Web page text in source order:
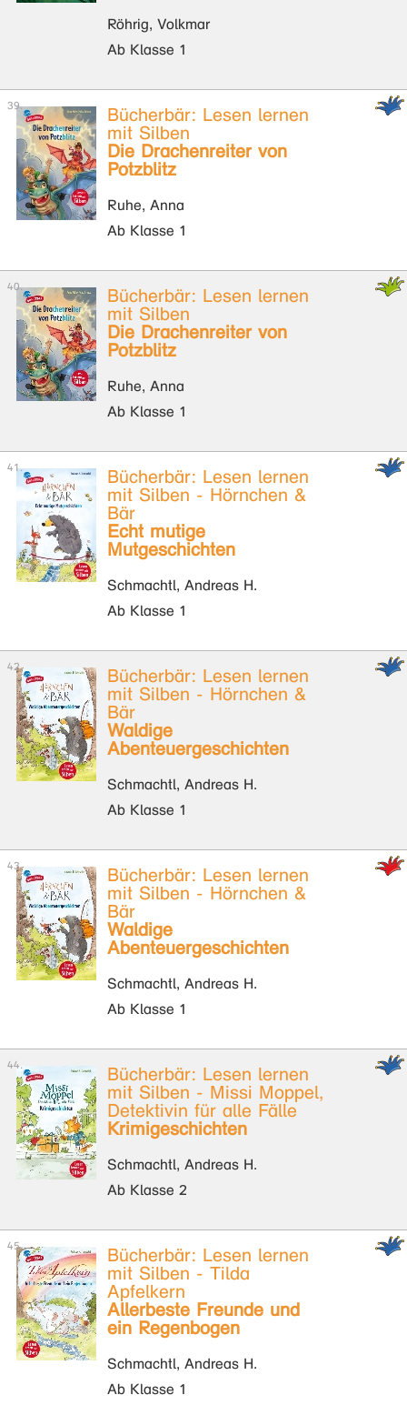
Röhrig, Volkmar
Ab Klasse 1
Bücherbär: Lesen lernen
mit Silben
Die Drachenreiter von
Potzblitz
Ruhe, Anna
Ab Klasse 1
Bücherbär: Lesen lernen
mit Silben
Die Drachenreiter von
Potzblitz
Ruhe, Anna
Ab Klasse 1
Bücherbär: Lesen lernen
mit Silben - Hörnchen &
Bär
Echt mutige
Mutgeschichten
Schmachtl, Andreas H.
Ab Klasse 1
Bücherbär: Lesen lernen
mit Silben - Hörnchen &
Bär
Waldige
Abenteuergeschichten
Schmachtl, Andreas H.
Ab Klasse 1
Bücherbär: Lesen lernen
mit Silben - Hörnchen &
Bär
Waldige
Abenteuergeschichten
Schmachtl, Andreas H.
Ab Klasse 1
Bücherbär: Lesen lernen
mit Silben - Missi Moppel,
Detektivin für alle Fälle
Krimigeschichten
Schmachtl, Andreas H.
Ab Klasse 2
Bücherbär: Lesen lernen
mit Silben - Tilda
Apfelkern
Allerbeste Freunde und
ein Regenbogen
Schmachtl, Andreas H.
Ab Klasse 1